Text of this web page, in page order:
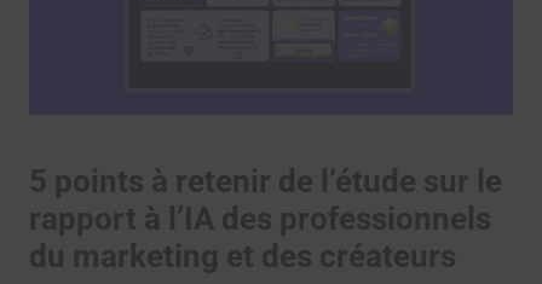
5 points à retenir de l’étude sur le
rapport à l’IA des professionnels
du marketing et des créateurs